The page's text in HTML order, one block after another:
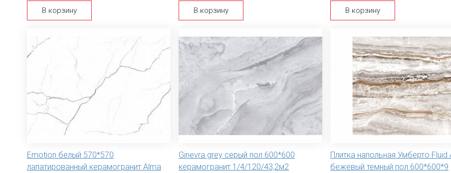
В корзину В корзину В корзину
Emotion белый 570*570
лапатированный керамогранит Alma
Ginevra grey серый пол 600*600
керамогранит 1/4/120/43,2м2
Плитка напольная Умберто Fluid
бежевый темный пол 600*600*9